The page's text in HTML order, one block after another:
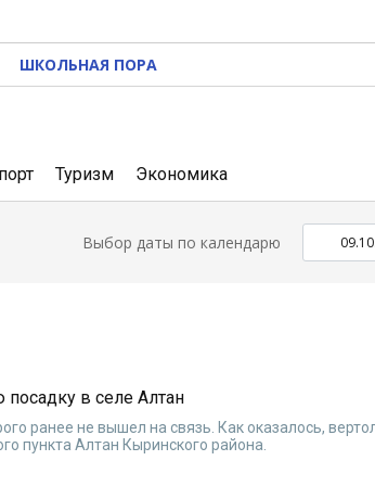
ШКОЛЬНАЯ ПОРА
Туризм Экономика
Выбор даты по календарю
в селе Алтан
ранее не вышел на связь. Как оказалось,
пункта Алтан Кыринского района.